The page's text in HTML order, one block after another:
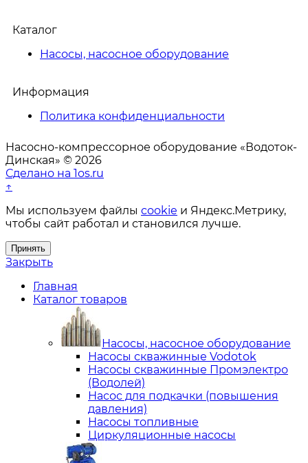
Каталог
Насосы, насосное оборудование
Информация
Политика конфиденциальности
Насосно-компрессорное оборудование «Водоток-
Динская» © 2026
Сделано на 1os.ru
↑
Мы используем файлы cookie и Яндекс.Метрику,
чтобы сайт работал и становился лучше.
Принять
Закрыть
Главная
Каталог товаров
Насосы, насосное оборудование
Насосы скважинные Vodotok
Насосы скважинные Промэлектро
(Водолей)
Насос для подкачки (повышения
давления)
Насосы топливные
Циркуляционные насосы